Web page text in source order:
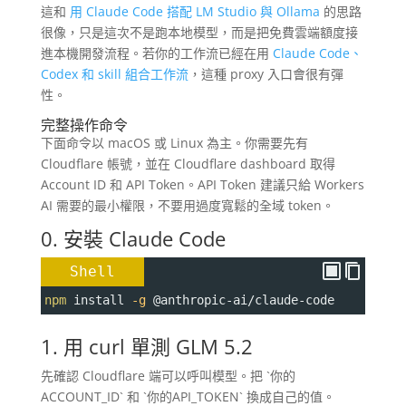
這和 用 Claude Code 搭配 LM Studio 與 Ollama 的思路
很像，只是這次不是跑本地模型，而是把免費雲端額度接
進本機開發流程。若你的工作流已經在用 Claude Code、
Codex 和 skill 組合工作流，這種 proxy 入口會很有彈
性。
完整操作命令
下面命令以 macOS 或 Linux 為主。你需要先有
Cloudflare 帳號，並在 Cloudflare dashboard 取得
Account ID 和 API Token。API Token 建議只給 Workers
AI 需要的最小權限，不要用過度寬鬆的全域 token。
0. 安裝 Claude Code
Shell
npm install -g @anthropic-ai/claude-code
1. 用 curl 單測 GLM 5.2
先確認 Cloudflare 端可以呼叫模型。把 `你的
ACCOUNT_ID` 和 `你的API_TOKEN` 換成自己的值。